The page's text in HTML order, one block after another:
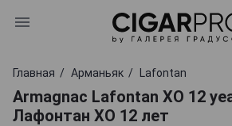
Главная Арманьяк Lafontan
Armagnac Lafontan XO 12
Лафонтан XO 12 лет